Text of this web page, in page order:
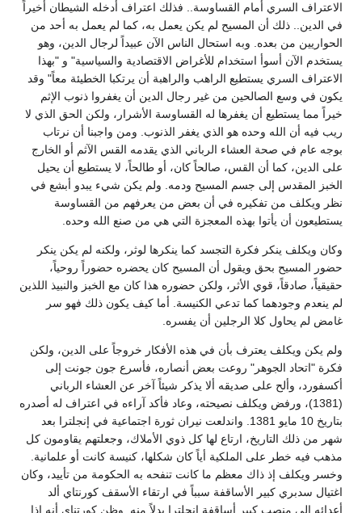
الاعتراف السري أمام القساوسة.. فذلك اعتراف أدخله الشيطان أخيراً
في الدين.. ذلك أن المسيح لم يكن يعمل به، كما لم يعمل به أحد من
الحواريين من بعده. وبه استحال الناس الآن عبيداً لرجال الدين، وهو
يستخدم الآن أسوأ استخدام للأغراض الاقتصادية والسياسية" و "بهذا
الاعتراف السري يستطيع الراهب والراهبة أن يرتكبا الخطيئة معاً" وقد
يكون في وسع الصالحين من غير رجال الدين أن يغفروا ذنوب الإثم
خيراً مما يستطيع أن يغفرها له القساوسة الأشرار، ولكن الحق الذي لا
ريب فيه أن الله وحده هو الذي يغفر الذنوب. ومن واجبنا أن نرتاب
بوجه عام في صحة العشاء الرباني الذي يقدمه القس الآثم أو الخارج
على الدين، كما أن القس، صالحاً كان، أو طالحاً، لا يستطيع أن يحيل
الخبز المقدس إلى جسم المسيح ودمه. ولم يكن شيء يبدو أبشع في
نظر ويكلف من تفكيره في أن بعض من يعرفهم من القساوسة
يستطيعون أن يأتوا بهذه المعجزة التي هي من صنع الله وحده.
وكان ويكلف ينكر فكرة التجسد كما ينكرها لوثر، ولكنه لم يكن ينكر
حضور المسيح بحق ويقول أن المسيح كان يحضره حضوراً روحياً،
حقيقياً، صادقاً، قوي الأثر، ولكن حضوره هذا كان مع الخبز والنبيذ اللذين
لم ينعدم وجودهما كما تدعي الكنيسة. أما كيف يكون ذلك فهو سر
غامض لم يحاول كلا الرجلين أن يفسره.
ولم يكن ويكلف يعترف بأن في هذه الأفكار خروجاً على الدين، ولكن
فكرة "اتحاد الجوهر" روعت بعض أنصاره، فأسرع جون جونت إلى
أكسفورد، وألح على صديقه ألا يذكر شيئاً آخر عن العشاء الرباني
(1381)، ورفض ويكلف نصيحته، وعاد فأكد آراءه في اعتراف له أصدره
بتاريخ 10 مايو 1381. واندلعت نيران ثورة اجتماعية في إنجلترا بعد
شهر من ذلك التاريخ، ارتاع لها كل ذوي الأملاك، وجعلتهم يقاومون كل
مذهب فيه خطر على الملكية أياً كان شكلها، كنيسة كانت أو علمانية.
وخسر ويكلف إذ ذاك معظم ما كانت تنفحه به الحكومة من تأييد، وكان
اغتيال سدبري كبير الأساقفة سبباً في ارتقاء الأسقف كورنتاي ألد
أعدائه إلى منصب كبير أساقفة إنجلترا بدلاً منه. وظن كورتناي أنه إذا